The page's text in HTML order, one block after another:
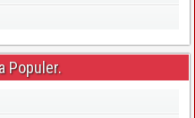
Populer.